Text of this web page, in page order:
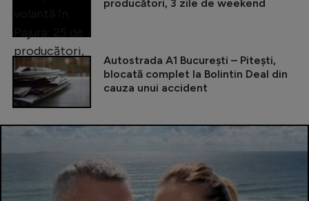
producători, 3 zile de weekend
Autostrada A1 București – Pitești,
blocată complet la Bolintin Deal din
cauza unui accident